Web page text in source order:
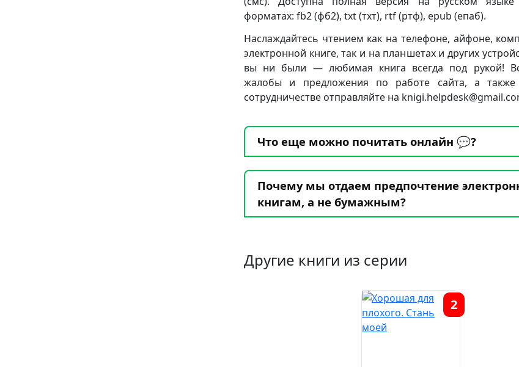
форматах: fb2 (фб2), txt (тхт), rtf (ртф), epub (епаб).
Наслаждайтесь чтением как на телефоне, айфоне,
электронной книге, так и на планшетах и других
вы ни были — любимая книга всегда под рукой!
жалобы и предложения по работе сайта, а
сотрудничестве отправляйте на
Что еще можно почитать онлайн 💬?
Почему мы отдаем предпочтение
книгам, а не бумажным?
Другие книги из серии
2